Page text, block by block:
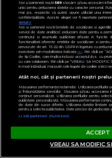
Noi și partenerii noștri589stocăm și/sau accesăm
unici pentru prelucrarea datelor cu caracter personal.
mai jos, respectiv vă puteți opune utilizării unui
confidențialitate. Aceste alegeri vor fi raportate
detalii
Noi si partenerii nostri (retelele de socializare si
servicii de date analitice) prelucram date pentru a
continutul si anunturile publicitare afisate in
functionalitati aferente retelelor de socializare si
prevazute de art. 15-22 din GDPR in legatura cu
exercitate prin modalitatea indicataaici. Prin click pe
de tip Cookie, care implica inclusiv acceptul dvs. cu
cu care colaboram. Prin click pe “VREAU SA
in mod individual, mai putin cele legate de cookie strict
Atât noi, cât și partenerii noștri
Măsurarea performanței reclamelor. Utilizarea
și îmbunătățirea serviciilor. Stocarea și/sau accesarea
conținut personalizat. Utilizarea profilurilor pentru
publicitate personalizată. Măsurarea performanței
de date din surse diferite. Utilizarea datelor limitate
pentru a selecta publicitatea. Date precise de geolocație
Listă parteneri (furnizori)
VREAU SA MODIFIC